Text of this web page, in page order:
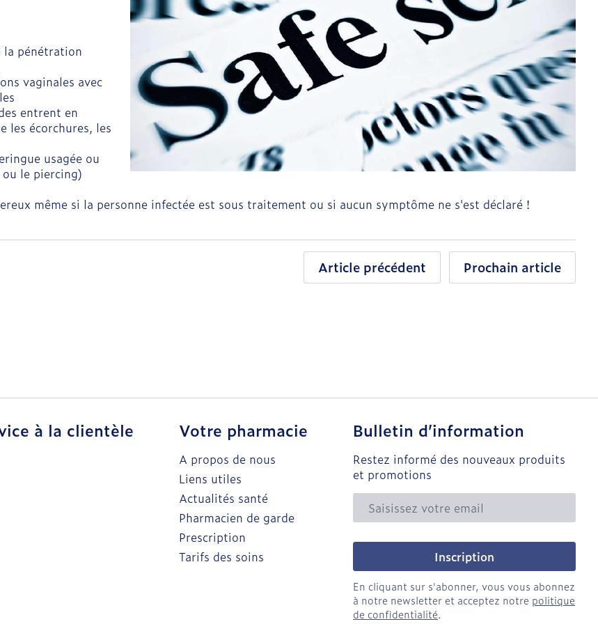
la pénétration
vaginales avec
entrent en
les écorchures, les
usagée ou
le piercing)
même si la personne infectée est sous traitement ou si aucun symptôme ne s'est déclaré !
Article précédent Prochain article
à la clientèle Votre pharmacie
A propos de nous
Liens utiles
Actualités santé
Pharmacien de garde
Prescription
Tarifs des soins
Bulletin d’information
Restez informé des nouveaux produits
et promotions
Adresse mail
Inscription
En cliquant sur s'abonner, vous vous abonnez
à notre newsletter et acceptez notre politique
de confidentialité.